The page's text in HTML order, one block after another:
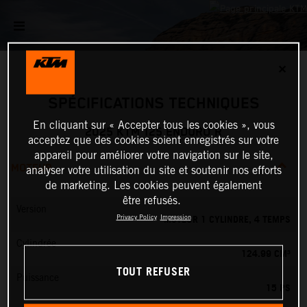
2025 KTM 125 ENDURO R
MOTEUR
MOTEUR 1 CYLINDRE, 4 TEMPS
Cylindrée
En cliquant sur « Accepter tous les cookies », vous
acceptez que des cookies soient enregistrés sur votre
appareil pour améliorer votre navigation sur le site,
analyser votre utilisation du site et soutenir nos efforts
de marketing. Les cookies peuvent également
être refusés.
Privacy Policy Impression
TOUT REFUSER